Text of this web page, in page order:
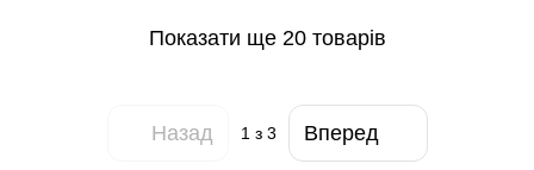
Показати ще 20 товарів
Назад 1з 3 Вперед